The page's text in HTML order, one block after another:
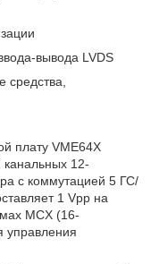
вывода LVDS
плату VME64X
12-
с коммутацией 5 ГС/
1 Vpp на
MCX (16-
управления